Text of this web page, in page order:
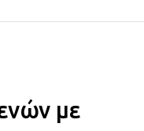
ΕΙΔΥΛΛΙΑΣ:
με